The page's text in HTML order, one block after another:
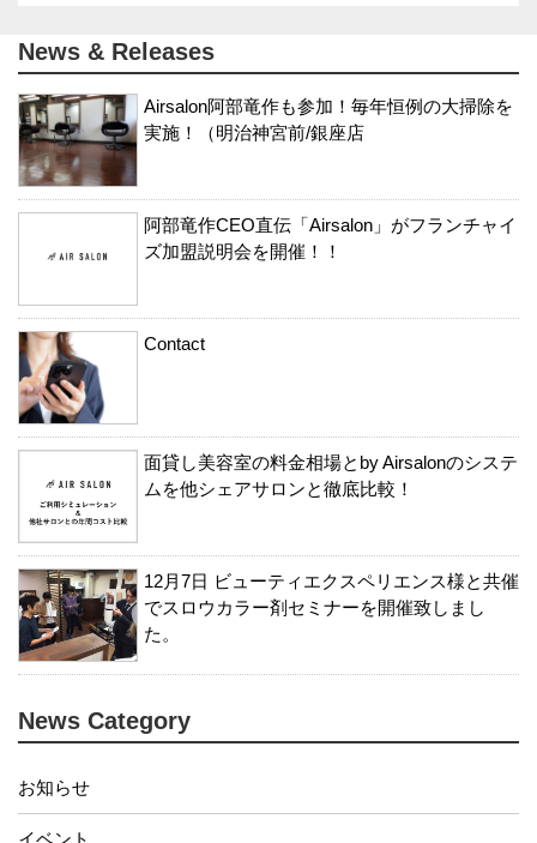
News & Releases
Airsalon阿部竜作も参加！毎年恒例の大掃除を
実施！（明治神宮前/銀座店
阿部竜作CEO直伝「Airsalon」がフランチャイ
ズ加盟説明会を開催！！
Contact
面貸し美容室の料金相場とby Airsalonのシステ
ムを他シェアサロンと徹底比較！
12月7日 ビューティエクスペリエンス様と共催
でスロウカラー剤セミナーを開催致しまし
た。
News Category
お知らせ
イベント